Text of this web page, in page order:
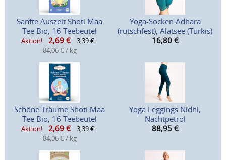
Sanfte Auszeit Shoti Maa
Tee Bio, 16 Teebeutel
Aktion! 2,69 €
3,39 €
84,06 € / kg
Yoga-Socken Adhara
(rutschfest), Alatsee (Türkis)
16,80 €
Schöne Träume Shoti Maa
Tee Bio, 16 Teebeutel
Aktion! 2,69 €
3,39 €
84,06 € / kg
Yoga Leggings Nidhi,
Nachtpetrol
88,95 €